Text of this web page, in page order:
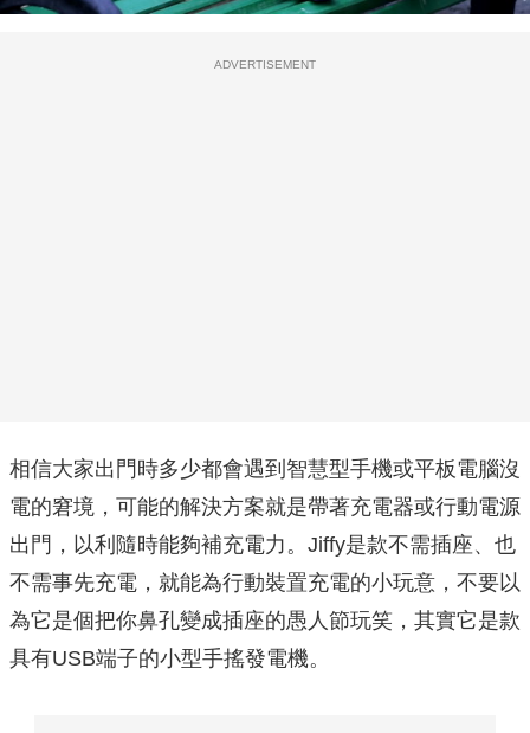
ADVERTISEMENT
相信大家出門時多少都會遇到智慧型手機或平板電腦沒
電的窘境，可能的解決方案就是帶著充電器或行動電源
出門，以利隨時能夠補充電力。Jiffy是款不需插座、也
不需事先充電，就能為行動裝置充電的小玩意，不要以
為它是個把你鼻孔變成插座的愚人節玩笑，其實它是款
具有USB端子的小型手搖發電機。